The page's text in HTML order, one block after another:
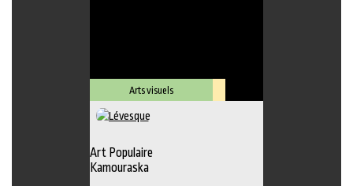
Arts visuels
Art Populaire
Kamouraska